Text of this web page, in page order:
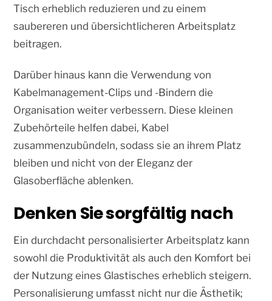
Tisch erheblich reduzieren und zu einem
saubereren und übersichtlicheren Arbeitsplatz
beitragen.
Darüber hinaus kann die Verwendung von
Kabelmanagement-Clips und -Bindern die
Organisation weiter verbessern. Diese kleinen
Zubehörteile helfen dabei, Kabel
zusammenzubündeln, sodass sie an ihrem Platz
bleiben und nicht von der Eleganz der
Glasoberfläche ablenken.
Denken Sie sorgfältig nach
Ein durchdacht personalisierter Arbeitsplatz kann
sowohl die Produktivität als auch den Komfort bei
der Nutzung eines Glastisches erheblich steigern.
Personalisierung umfasst nicht nur die Ästhetik;